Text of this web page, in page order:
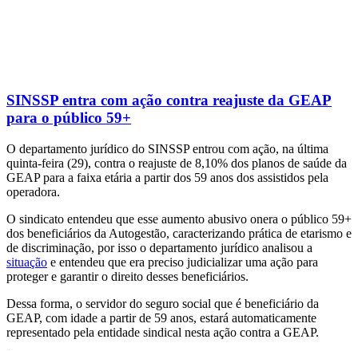
SINSSP entra com ação contra reajuste da GEAP
para o público 59+
O departamento jurídico do SINSSP entrou com ação, na última
quinta-feira (29), contra o reajuste de 8,10% dos planos de saúde da
GEAP para a faixa etária a partir dos 59 anos dos assistidos pela
operadora.
O sindicato entendeu que esse aumento abusivo onera o público 59+
dos beneficiários da Autogestão, caracterizando prática de etarismo e
de discriminação, por isso o departamento jurídico analisou a
situação e entendeu que era preciso judicializar uma ação para
proteger e garantir o direito desses beneficiários.
Dessa forma, o servidor do seguro social que é beneficiário da
GEAP, com idade a partir de 59 anos, estará automaticamente
representado pela entidade sindical nesta ação contra a GEAP.